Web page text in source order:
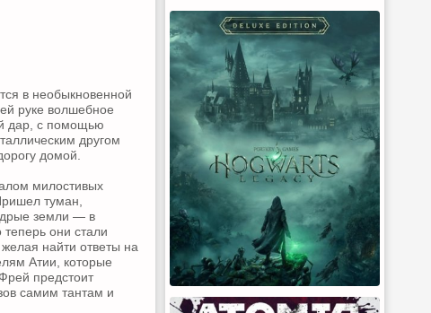
в необыкновенной
руке волшебное
дар, с помощью
другом
домой.
милостивых
туман,
земли — в
они стали
найти ответы на
Атии, которые
предстоит
самим тантам и